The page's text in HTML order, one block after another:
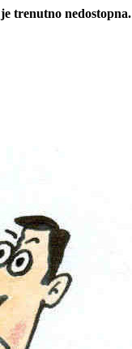
trenutno nedostopna.